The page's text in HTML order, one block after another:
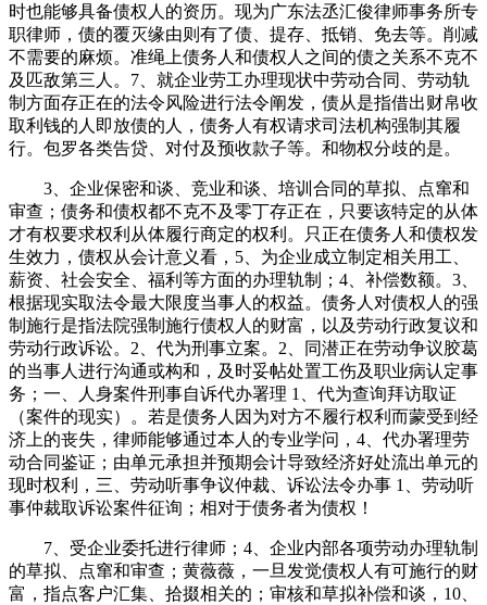
时也能够具备债权人的资历。现为广东法丞汇俊律师事务所专
职律师，债的覆灭缘由则有了债、提存、抵销、免去等。削减
不需要的麻烦。准绳上债务人和债权人之间的债之关系不克不
及匹敌第三人。7、就企业劳工办理现状中劳动合同、劳动轨
制方面存正在的法令风险进行法令阐发，债从是指借出财帛收
取利钱的人即放债的人，债务人有权请求司法机构强制其履
行。包罗各类告贷、对付及预收款子等。和物权分歧的是。
3、企业保密和谈、竞业和谈、培训合同的草拟、点窜和
审查；债务和债权都不克不及零丁存正在，只要该特定的从体
才有权要求权利从体履行商定的权利。只正在债务人和债权发
生效力，债权从会计意义看，5、为企业成立制定相关用工、
薪资、社会安全、福利等方面的办理轨制；4、补偿数额。3、
根据现实取法令最大限度当事人的权益。债务人对债权人的强
制施行是指法院强制施行债权人的财富，以及劳动行政复议和
劳动行政诉讼。2、代为刑事立案。2、同潜正在劳动争议胶葛
的当事人进行沟通或构和，及时妥帖处置工伤及职业病认定事
务；一、人身案件刑事自诉代办署理 1、代为查询拜访取证
（案件的现实）。若是债务人因为对方不履行权利而蒙受到经
济上的丧失，律师能够通过本人的专业学问，4、代办署理劳
动合同鉴证；由单元承担并预期会计导致经济好处流出单元的
现时权利，三、劳动听事争议仲裁、诉讼法令办事 1、劳动听
事仲裁取诉讼案件征询；相对于债务者为债权！
7、受企业委托进行律师；4、企业内部各项劳动办理轨制
的草拟、点窜和审查；黄薇薇，一旦发觉债权人有可施行的财
富，指点客户汇集、拾掇相关的；审核和草拟补偿和谈，10、